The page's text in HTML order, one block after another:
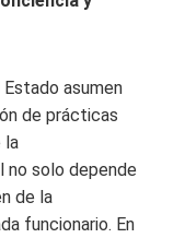
asumen
de prácticas
la
no solo depende
de la
funcionario. En